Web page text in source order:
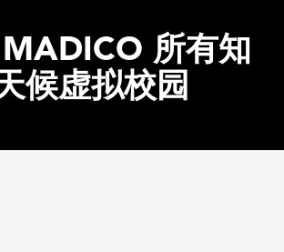
所有知
候虚拟校园